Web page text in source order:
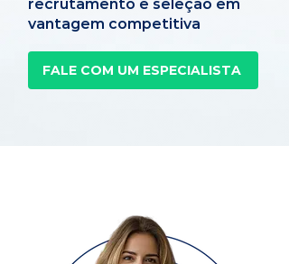
recrutamento e seleção em
vantagem competitiva
FALE COM UM ESPECIALISTA